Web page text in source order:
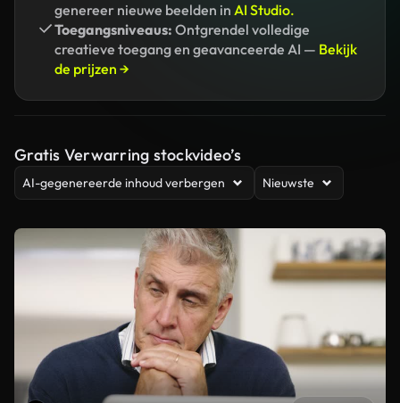
genereer nieuwe beelden in AI Studio.
Toegangsniveaus: Ontgrendel volledige
creatieve toegang en geavanceerde AI — Bekijk
de prijzen →
Gratis Verwarring stockvideo’s
AI-gegenereerde inhoud verbergen Nieuwste